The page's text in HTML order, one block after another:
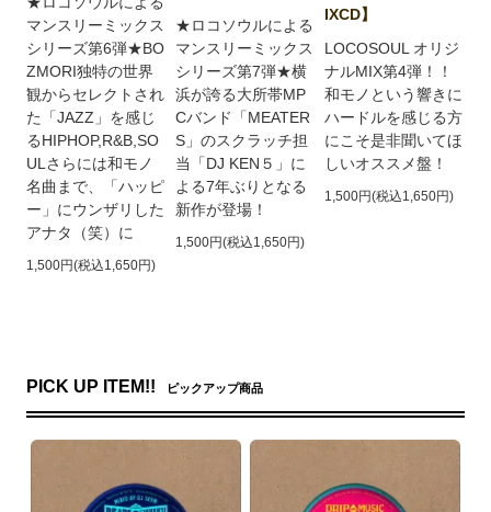
マンスリーミックス
シリーズ第6弾★BO
ZMORI独特の世界
観からセレクトされ
た「JAZZ」を感じ
るHIPHOP,R&B,SO
ULさらには和モノ
名曲まで、「ハッピ
ー」にウンザリした
アナタ（笑）に
1,500円(税込1,650円)
★ロコソウルによる
マンスリーミックス
シリーズ第7弾★横
浜が誇る大所帯MP
Cバンド「MEATER
S」のスクラッチ担
当「DJ KEN５」に
よる7年ぶりとなる
新作が登場！
1,500円(税込1,650円)
IXCD】
LOCOSOUL オリジ
ナルMIX第4弾！！
和モノという響きに
ハードルを感じる方
にこそ是非聞いてほ
しいオススメ盤！
1,500円(税込1,650円)
PICK UP ITEM!! ピックアップ商品